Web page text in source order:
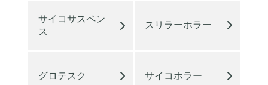
サイコサスペン
ス
スリラーホラー
グロテスク サイコホラー